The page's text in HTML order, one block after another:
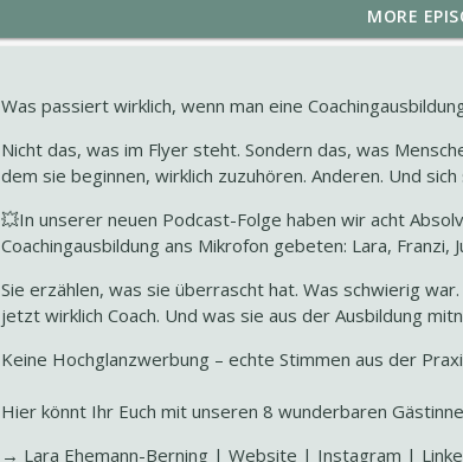
COACH WERDEN! Eine Orientierungshilfe der
ab 40+
COACHINGBANDE - DER systemische Coaching-Podcast
Warum Vibe Coding gerade alles verändert – auch
COACHINGBANDE - DER systemische Coaching-Podcast
COACH WERDEN! Eine Orientierungshilfe der
COACHINGBANDE - DER systemische Coaching-Podcast
Coachingausbildung fertig und dann? Ein Interview
MORE
Was passiert wirklich, wenn man eine
Nicht das, was im Flyer steht. Sondern das, was
dem sie beginnen, wirklich zuzuhören. Anderen. Und
💥In unserer neuen Podcast-Folge haben wir acht
Coachingausbildung ans Mikrofon gebeten: Lara, Franzi,
Sie erzählen, was sie überrascht hat. Was schwierig
jetzt wirklich Coach. Und was sie aus der Ausbildung
Keine Hochglanzwerbung – echte Stimmen aus der
Hier könnt Ihr Euch mit unseren 8 wunderbaren
→ Lara Ehemann-Berning | Website | Instagram |